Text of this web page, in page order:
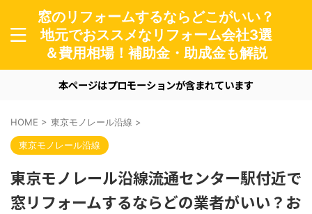
窓のリフォームするならどこがいい？
地元でおススメなリフォーム会社3選
＆費用相場！補助金・助成金も解説
本ページはプロモーションが含まれています
HOME > 東京モノレール沿線 >
東京モノレール沿線
東京モノレール沿線流通センター駅付近で
窓リフォームするならどの業者がいい？お